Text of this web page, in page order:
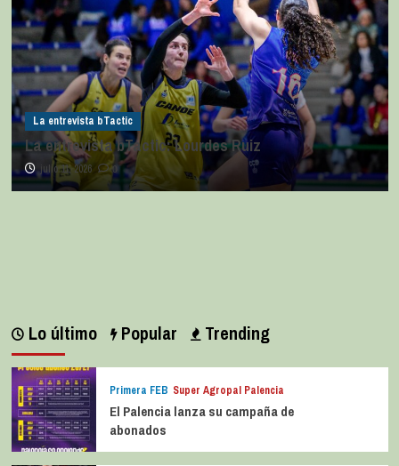
La entrevista bTactic
La entrevista bTactic: Lourdes Ruiz
julio 11, 2026 0
Lo último Popular Trending
Primera FEB Super Agropal Palencia
El Palencia lanza su campaña de
abonados